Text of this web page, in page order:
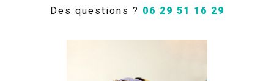
Des questions ? 06 29 51 16 29